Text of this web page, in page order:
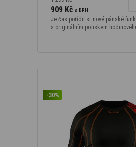
909 Kč s DPH
Je čas pořídit si nové pánské
s originálním potiskem
-30%